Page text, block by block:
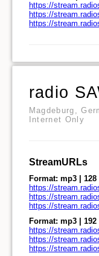
radio
Magdeburg,
Internet Only
StreamURLs
Format: mp3 | 128
Format: mp3 | 192